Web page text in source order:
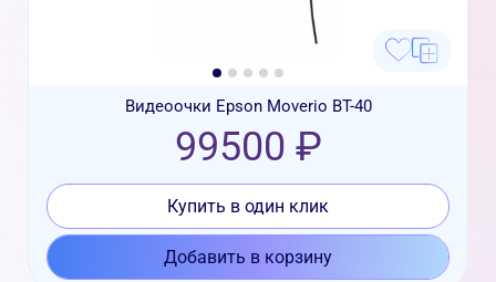
Видеоочки Epson Moverio BT-40
99500 ₽
Купить в один клик
Добавить в корзину